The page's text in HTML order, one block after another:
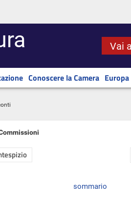
Vai
Conoscere la Camera Europa
sommario